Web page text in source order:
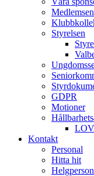
Styrelsen
GDPR
Motioner
Kontakt
Personal
Hitta hit